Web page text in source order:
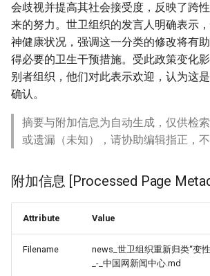
会歧视并提高其社会接受度，反映了跨
来的努力。世卫组织的发言人明确表示
神健康状况，强调这一分类的修改将有
得必要的卫生干预措施。受此政策变化
别者组织，他们对此表示欢迎，认为这
确认。
摘要与附加信息为自动生成，仅供检
或遗漏（未知），请协助编辑指正，不
附加信息 [Processed Page
Attribute Value
Filename
news_世卫组织重​新归类“变
_-_中国网新闻中心.md